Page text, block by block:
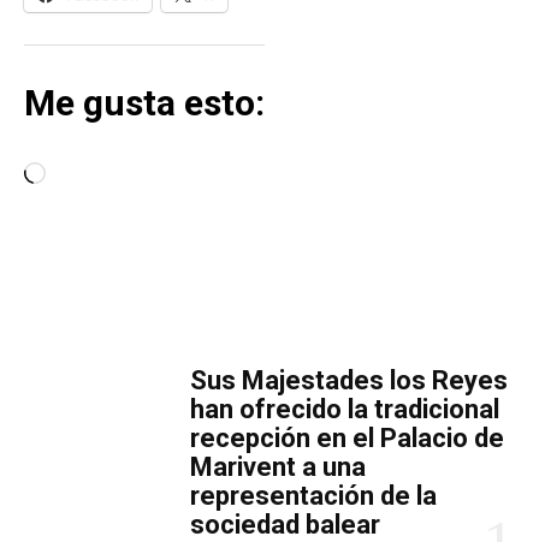
​Sus Majestades los Reyes
han ofrecido la tradicional
recepción en el Palacio de
Marivent​ a una
representación de la
sociedad balear
Me gusta esto:
C